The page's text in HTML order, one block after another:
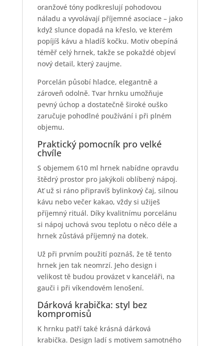
oranžové tóny podkreslují pohodovou
náladu a vyvolávají příjemné asociace – jako
když slunce dopadá na křeslo, ve kterém
popíjíš kávu a hladíš kočku. Motiv obepíná
téměř celý hrnek, takže se pokaždé objeví
nový detail, který zaujme.
Porcelán působí hladce, elegantně a
zároveň odolně. Tvar hrnku umožňuje
pevný úchop a dostatečně široké ouško
zaručuje pohodlné používání i při plném
objemu.
Praktický pomocník pro velké
chvíle
S objemem 610 ml hrnek nabídne opravdu
štědrý prostor pro jakýkoli oblíbený nápoj.
Ať už si ráno připravíš bylinkový čaj, silnou
kávu nebo večer kakao, vždy si užiješ
příjemný rituál. Díky kvalitnímu porcelánu
si nápoj uchová svou teplotu o něco déle a
hrnek zůstává příjemný na dotek.
Už při prvním použití poznáš, že tě tento
hrnek jen tak neomrzí. Jeho design i
velikost tě budou provázet v kanceláři, na
gauči i při víkendovém lenošení.
Dárková krabička: styl bez
kompromisů
K hrnku patří také krásná dárková
krabička. Design ladí s motivem samotného